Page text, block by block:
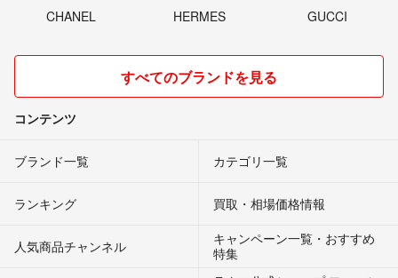
CHANEL HERMES GUCCI
すべてのブランドを見る
コンテンツ
ブランド一覧 カテゴリ一覧
ランキング 買取・相場価格情報
人気商品チャンネル
キャンペーン一覧・おすすめ
特集